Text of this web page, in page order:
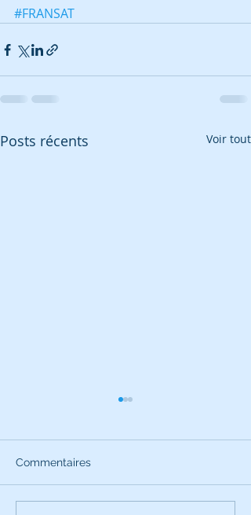
#FRANSAT
Posts récents Voir tout
Commentaires